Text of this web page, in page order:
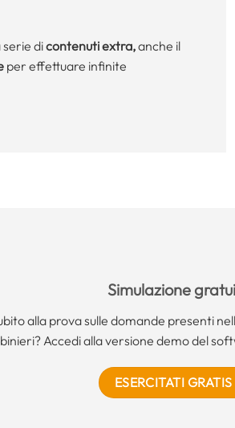
serie dicontenuti extra,anche il
per effettuare infinite
Simulazione
alla prova sulle domande presenti
Accedi alla versione demo del
ESERCITATI GRATIS